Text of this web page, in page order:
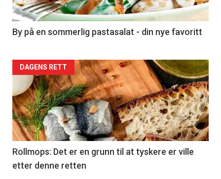
-
5
By på en sommerlig pastasalat - din nye favoritt
Forsiden
akkurat
nå
-
6
DAGENS RETT
Rollmops: Det er en grunn til at tyskere er ville
etter denne retten